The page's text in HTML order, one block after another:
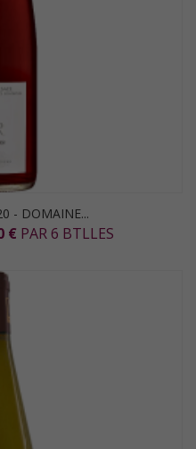
- DOMAINE...
€ PAR 6 BTLLES